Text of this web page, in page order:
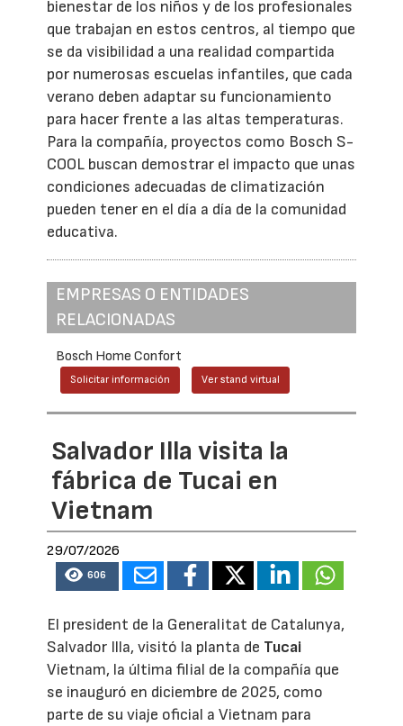
bienestar de los niños y de los profesionales
que trabajan en estos centros, al tiempo que
se da visibilidad a una realidad compartida
por numerosas escuelas infantiles, que cada
verano deben adaptar su funcionamiento
para hacer frente a las altas temperaturas.
Para la compañía, proyectos como Bosch S-
COOL buscan demostrar el impacto que unas
condiciones adecuadas de climatización
pueden tener en el día a día de la comunidad
educativa.
EMPRESAS O ENTIDADES
RELACIONADAS
Bosch Home Confort
Solicitar información Ver stand virtual
Salvador Illa visita la
fábrica de Tucai en
Vietnam
29/07/2026
606
El president de la Generalitat de Catalunya,
Salvador Illa, visitó la planta de Tucai
Vietnam, la última filial de la compañía que
se inauguró en diciembre de 2025, como
parte de su viaje oficial a Vietnam para